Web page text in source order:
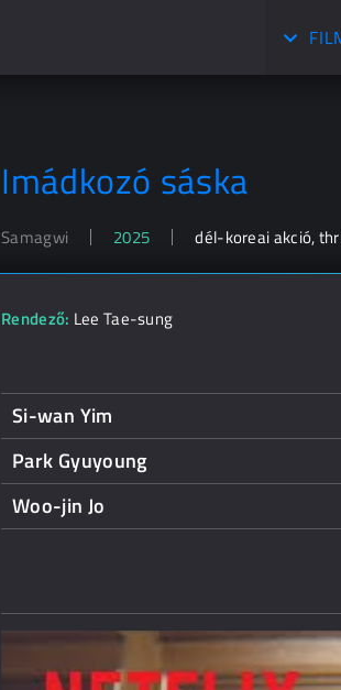
Imádkozó sáska
Samagwi 2025 dél-koreai akció,
Rendező: Lee Tae-sung
Si-wan Yim
Park Gyuyoung
Woo-jin Jo